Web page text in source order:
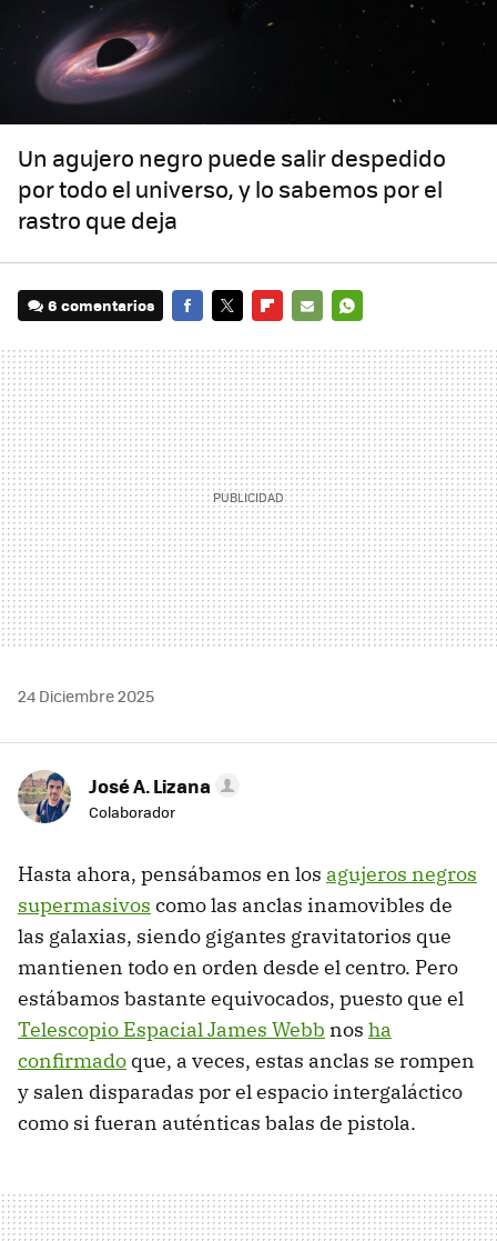
Un agujero negro puede salir despedido
por todo el universo, y lo sabemos por el
rastro que deja
6 comentarios
MAIL
24 Diciembre 2025
José A. Lizana
Colaborador
Hasta ahora, pensábamos en los agujeros negros
supermasivos como las anclas inamovibles de
las galaxias, siendo gigantes gravitatorios que
mantienen todo en orden desde el centro. Pero
estábamos bastante equivocados, puesto que el
Telescopio Espacial James Webb nos ha
confirmado que, a veces, estas anclas se rompen
y salen disparadas por el espacio intergaláctico
como si fueran auténticas balas de pistola.